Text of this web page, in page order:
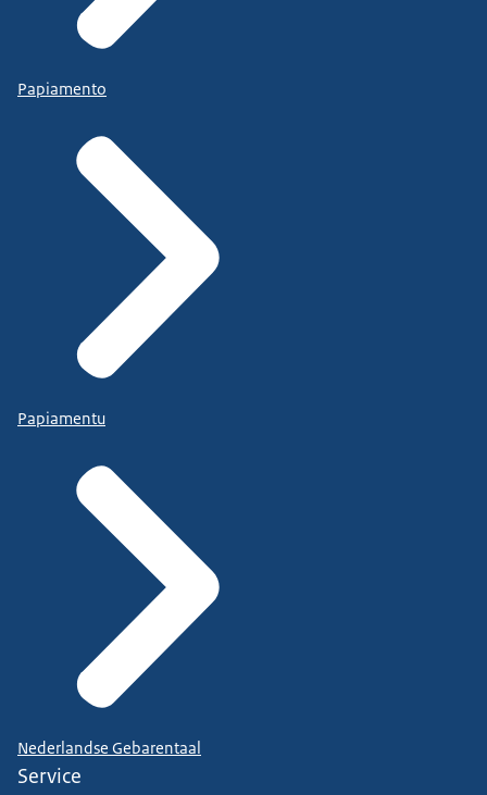
Papiamento
Papiamentu
Nederlandse Gebarentaal
Service